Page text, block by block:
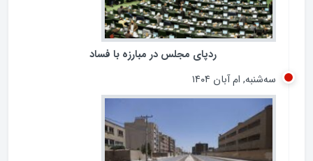
ردپای مجلس در مبارزه با فساد
سه‌شنبه, ام آبان ۱۴۰۴